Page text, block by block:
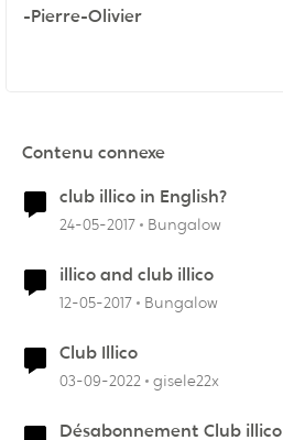
-Pierre-Olivier
Contenu connexe
club illico in English?
24-05-2017 Bungalow
illico and club illico
12-05-2017 Bungalow
Club Illico
03-09-2022 gisele22x
Désabonnement Club illico